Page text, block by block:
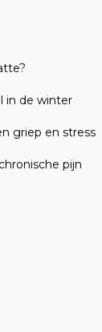
in de winter
griep en stress
pijn